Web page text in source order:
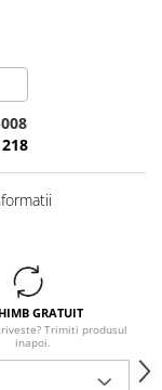
GRATUIT
Trimiti produsul
inapoi.